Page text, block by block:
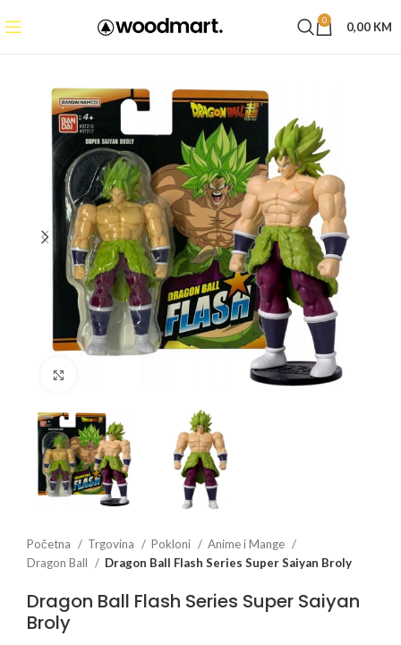
0 0,00 KM
Početna Trgovina Pokloni
Anime i Mange
Dragon Ball
Dragon Ball Flash Series Super Saiyan Broly
Dragon Ball Flash Series Super Saiyan
Broly